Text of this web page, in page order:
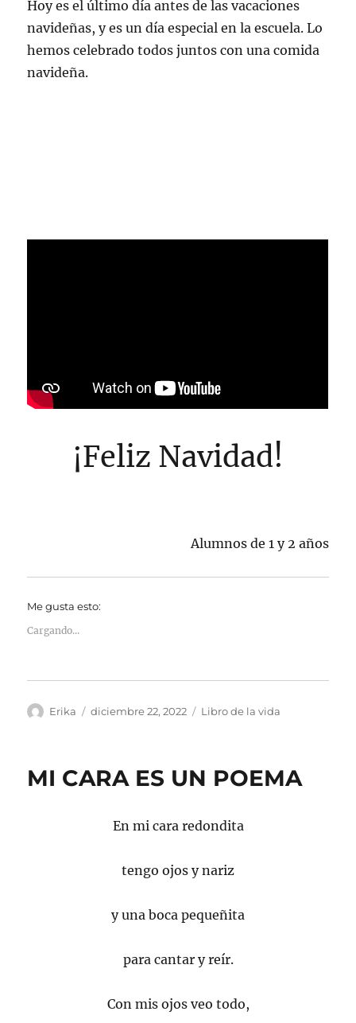
Hoy es el último día antes de las vacaciones
navideñas, y es un día especial en la escuela. Lo
hemos celebrado todos juntos con una comida
navideña.
¡Feliz Navidad!
Alumnos de 1 y 2 años
Me gusta esto:
Cargando...
Autor
Erika
Publicado
diciembre 22, 2022 Categorías
Libro de la vida
MI CARA ES UN POEMA
En mi cara redondita
tengo ojos y nariz
y una boca pequeñita
para cantar y reír.
Con mis ojos veo todo,